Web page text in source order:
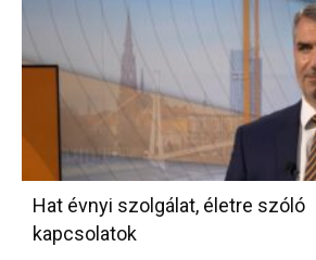
Hat évnyi szolgálat, életre szóló
kapcsolatok